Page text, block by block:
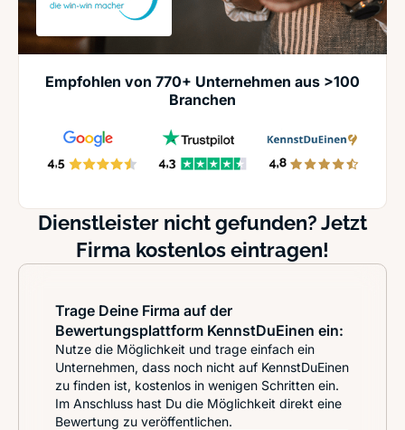
Empfohlen von 770+ Unternehmen aus >100
Branchen
Dienstleister nicht gefunden? Jetzt
Firma kostenlos eintragen!
Trage Deine Firma auf der
Bewertungsplattform KennstDuEinen ein:
Nutze die Möglichkeit und trage einfach ein
Unternehmen, dass noch nicht auf KennstDuEinen
zu finden ist, kostenlos in wenigen Schritten ein.
Im Anschluss hast Du die Möglichkeit direkt eine
Bewertung zu veröffentlichen.